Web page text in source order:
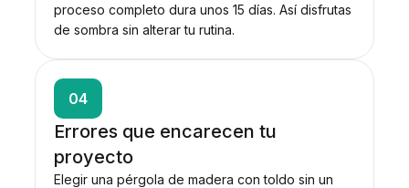
proceso completo dura unos 15 días. Así disfrutas
de sombra sin alterar tu rutina.
04
Errores que encarecen tu
proyecto
Elegir una pérgola de madera con toldo sin un